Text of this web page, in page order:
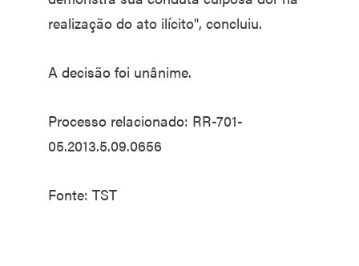
realização do ato ilícito", concluiu.
A decisão foi unânime.
Processo relacionado: RR-701-
05.2013.5.09.0656
Fonte: TST